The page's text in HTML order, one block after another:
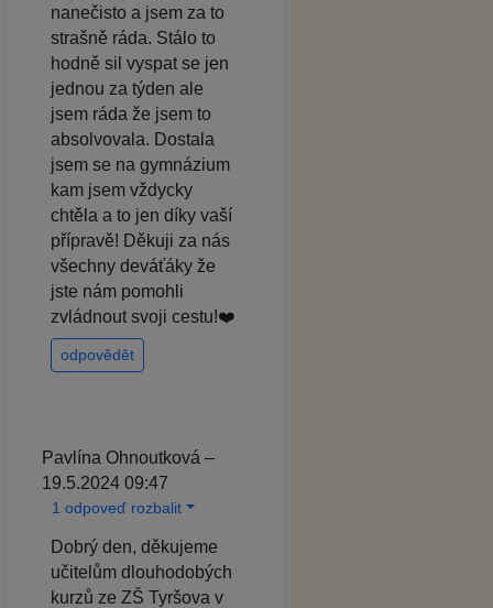
nanečisto a jsem za to
strašně ráda. Stálo to
hodně sil vyspat se jen
jednou za týden ale
jsem ráda že jsem to
absolvovala. Dostala
jsem se na gymnázium
kam jsem vždycky
chtěla a to jen díky vaší
přípravě! Děkuji za nás
všechny deváťáky že
jste nám pomohli
zvládnout svoji cestu!❤️
odpovědět
Pavlína Ohnoutková –
19.5.2024 09:47
1 odpoveď rozbalit
Dobrý den, děkujeme
učitelům dlouhodobých
kurzů ze ZŠ Tyršova v